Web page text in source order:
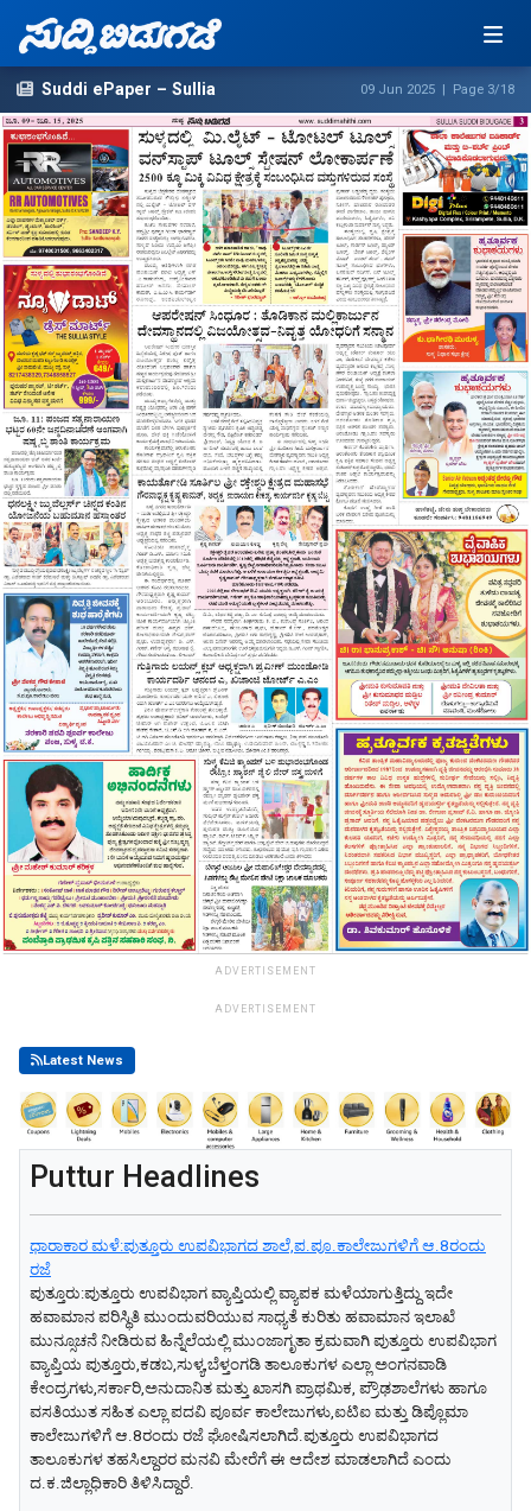
ADVERTISEMENT
Suddi ePaper – Sullia 09 Jun 2025 | Page 3/18
ADVERTISEMENT
Latest News
Puttur Headlines
ಧಾರಾಕಾರ ಮಳೆ:ಪುತ್ತೂರು ಉಪವಿಭಾಗದ ಶಾಲೆ,ಪ.ಪೂ.ಕಾಲೇಜುಗಳಿಗೆ ಆ.8ರಂದು
ರಜೆ
ಪುತ್ತೂರು:ಪುತ್ತೂರು ಉಪವಿಭಾಗ ವ್ಯಾಪ್ತಿಯಲ್ಲಿ ವ್ಯಾಪಕ ಮಳೆಯಾಗುತ್ತಿದ್ದು ಇದೇ
ಹವಾಮಾನ ಪರಿಸ್ಥಿತಿ ಮುಂದುವರಿಯುವ ಸಾಧ್ಯತೆ ಕುರಿತು ಹವಾಮಾನ ಇಲಾಖೆ
ಮುನ್ಸೂಚನೆ ನೀಡಿರುವ ಹಿನ್ನೆಲೆಯಲ್ಲಿ ಮುಂಜಾಗೃತಾ ಕ್ರಮವಾಗಿ ಪುತ್ತೂರು ಉಪವಿಭಾಗ
ವ್ಯಾಪ್ತಿಯ ಪುತ್ತೂರು,ಕಡಬ,ಸುಳ್ಯ,ಬೆಳ್ತಂಗಡಿ ತಾಲೂಕುಗಳ ಎಲ್ಲಾ ಅಂಗನವಾಡಿ
ಕೇಂದ್ರಗಳು,ಸರ್ಕಾರಿ,ಅನುದಾನಿತ ಮತ್ತು ಖಾಸಗಿ ಪ್ರಾಥಮಿಕ, ಪ್ರೌಢಶಾಲೆಗಳು ಹಾಗೂ
ವಸತಿಯುತ ಸಹಿತ ಎಲ್ಲಾ ಪದವಿ ಪೂರ್ವ ಕಾಲೇಜುಗಳು,ಐಟಿಐ ಮತ್ತು ಡಿಪ್ಲೊಮಾ
ಕಾಲೇಜುಗಳಿಗೆ ಆ.8ರಂದು ರಜೆ ಘೋಷಿಸಲಾಗಿದೆ.ಪುತ್ತೂರು ಉಪವಿಭಾಗದ
ತಾಲೂಕುಗಳ ತಹಸಿಲ್ದಾರರ ಮನವಿ ಮೇರೆಗೆ ಈ ಆದೇಶ ಮಾಡಲಾಗಿದೆ ಎಂದು
ದ.ಕ.ಜಿಲ್ಲಾಧಿಕಾರಿ ತಿಳಿಸಿದ್ದಾರೆ.